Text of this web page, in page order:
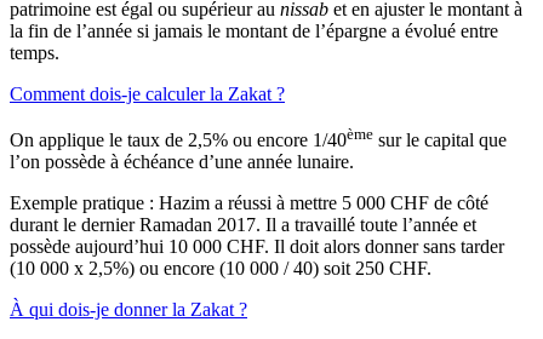
patrimoine est égal ou supérieur au nissab et en ajuster le montant à
la fin de l’année si jamais le montant de l’épargne a évolué entre
temps.
Comment dois-je calculer la Zakat ?
On applique le taux de 2,5% ou encore 1/40ème sur le capital que
l’on possède à échéance d’une année lunaire.
Exemple pratique : Hazim a réussi à mettre 5 000 CHF de côté
durant le dernier Ramadan 2017. Il a travaillé toute l’année et
possède aujourd’hui 10 000 CHF. Il doit alors donner sans tarder
(10 000 x 2,5%) ou encore (10 000 / 40) soit 250 CHF.
À qui dois-je donner la Zakat ?